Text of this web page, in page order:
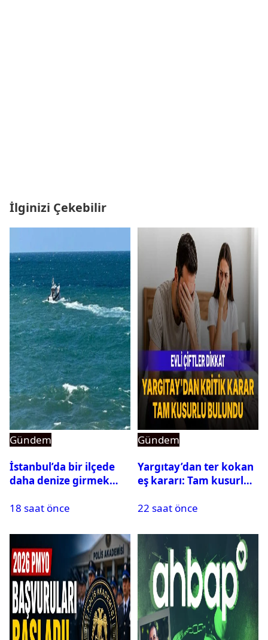
İlginizi Çekebilir
Gündem
İstanbul’da bir ilçede
daha denize girmek
18 saat önce
Gündem
Yargıtay’dan ter kokan
eş kararı: Tam kusurlu
22 saat önce